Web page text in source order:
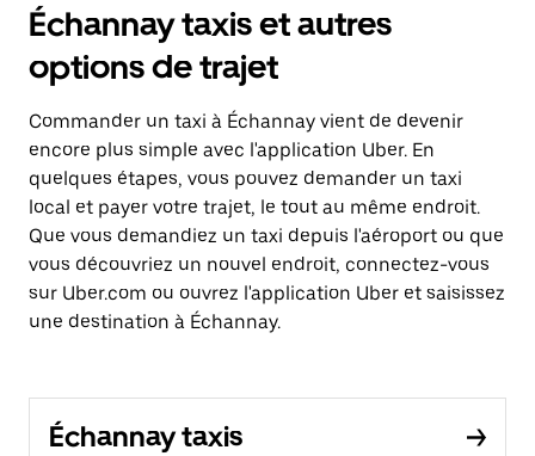
Échannay taxis et autres
options de trajet
Commander un taxi à Échannay vient de devenir
encore plus simple avec l'application Uber. En
quelques étapes, vous pouvez demander un taxi
local et payer votre trajet, le tout au même endroit.
Que vous demandiez un taxi depuis l'aéroport ou que
vous découvriez un nouvel endroit, connectez-vous
sur Uber.com ou ouvrez l'application Uber et saisissez
une destination à Échannay.
Échannay taxis